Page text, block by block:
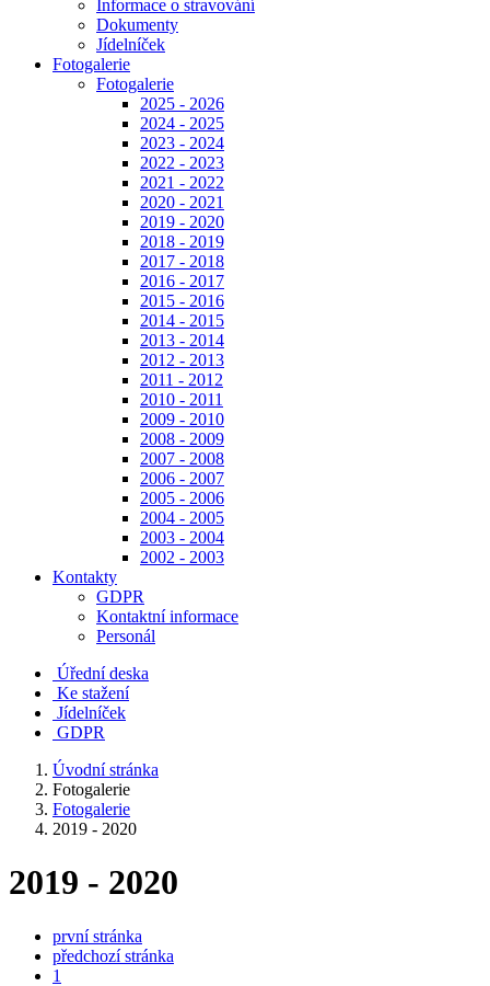
Informace o stravování
Dokumenty
Jídelníček
Fotogalerie
Fotogalerie
2025 - 2026
2024 - 2025
2023 - 2024
2022 - 2023
2021 - 2022
2020 - 2021
2019 - 2020
2018 - 2019
2017 - 2018
2016 - 2017
2015 - 2016
2014 - 2015
2013 - 2014
2012 - 2013
2011 - 2012
2010 - 2011
2009 - 2010
2008 - 2009
2007 - 2008
2006 - 2007
2005 - 2006
2004 - 2005
2003 - 2004
2002 - 2003
Kontakty
GDPR
Kontaktní informace
Personál
Úřední deska
Ke stažení
Jídelníček
GDPR
Úvodní stránka
Fotogalerie
Fotogalerie
2019 - 2020
2019 - 2020
první stránka
předchozí stránka
1